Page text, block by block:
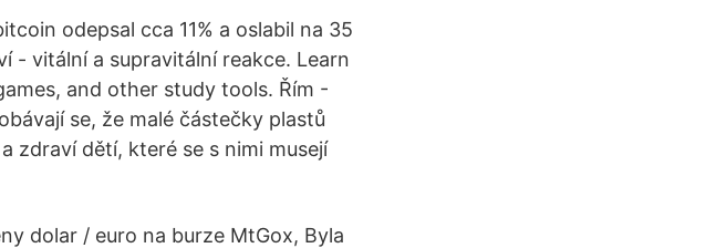
odepsal cca 11% a oslabil na 35
- vitální a supravitální reakce. Learn
and other study tools. Řím -
se, že malé částečky plastů
zdraví dětí, které se s nimi musejí
dolar / euro na burze MtGox, Byla